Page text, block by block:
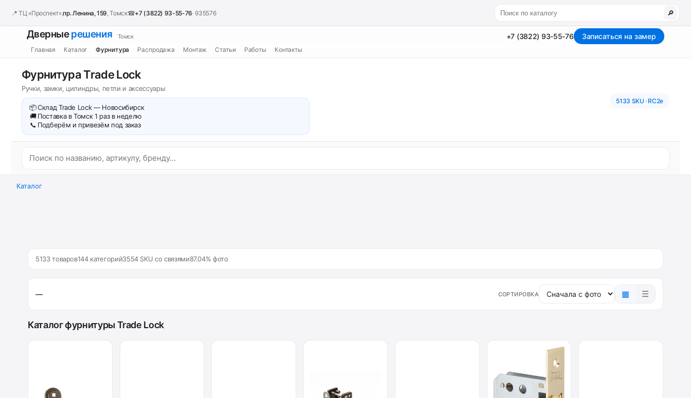
📍 ТЦ «Проспект»,пр. Ленина, 159 , Томск☎+7 (3822) 93-55-76· 935576 🔎
Дверныерешения Томск
Главная Каталог Фурнитура Распродажа Монтаж Статьи Работы Контакты
+7 (3822) 93-55-76 Записаться на замер
Фурнитура Trade Lock
Ручки, замки, цилиндры, петли и аксессуары
📦Склад Trade Lock — Новосибирск
🚚 Поставка в Томск 1 раз в неделю
📞 Подберём и привезём под заказ
5133 SKU · RC2e
Каталог
5133 товаров144 категорий3554 SKU со связями87.04% фото
— СОРТИРОВКА ▦ ☰
Каталог фурнитуры Trade Lock